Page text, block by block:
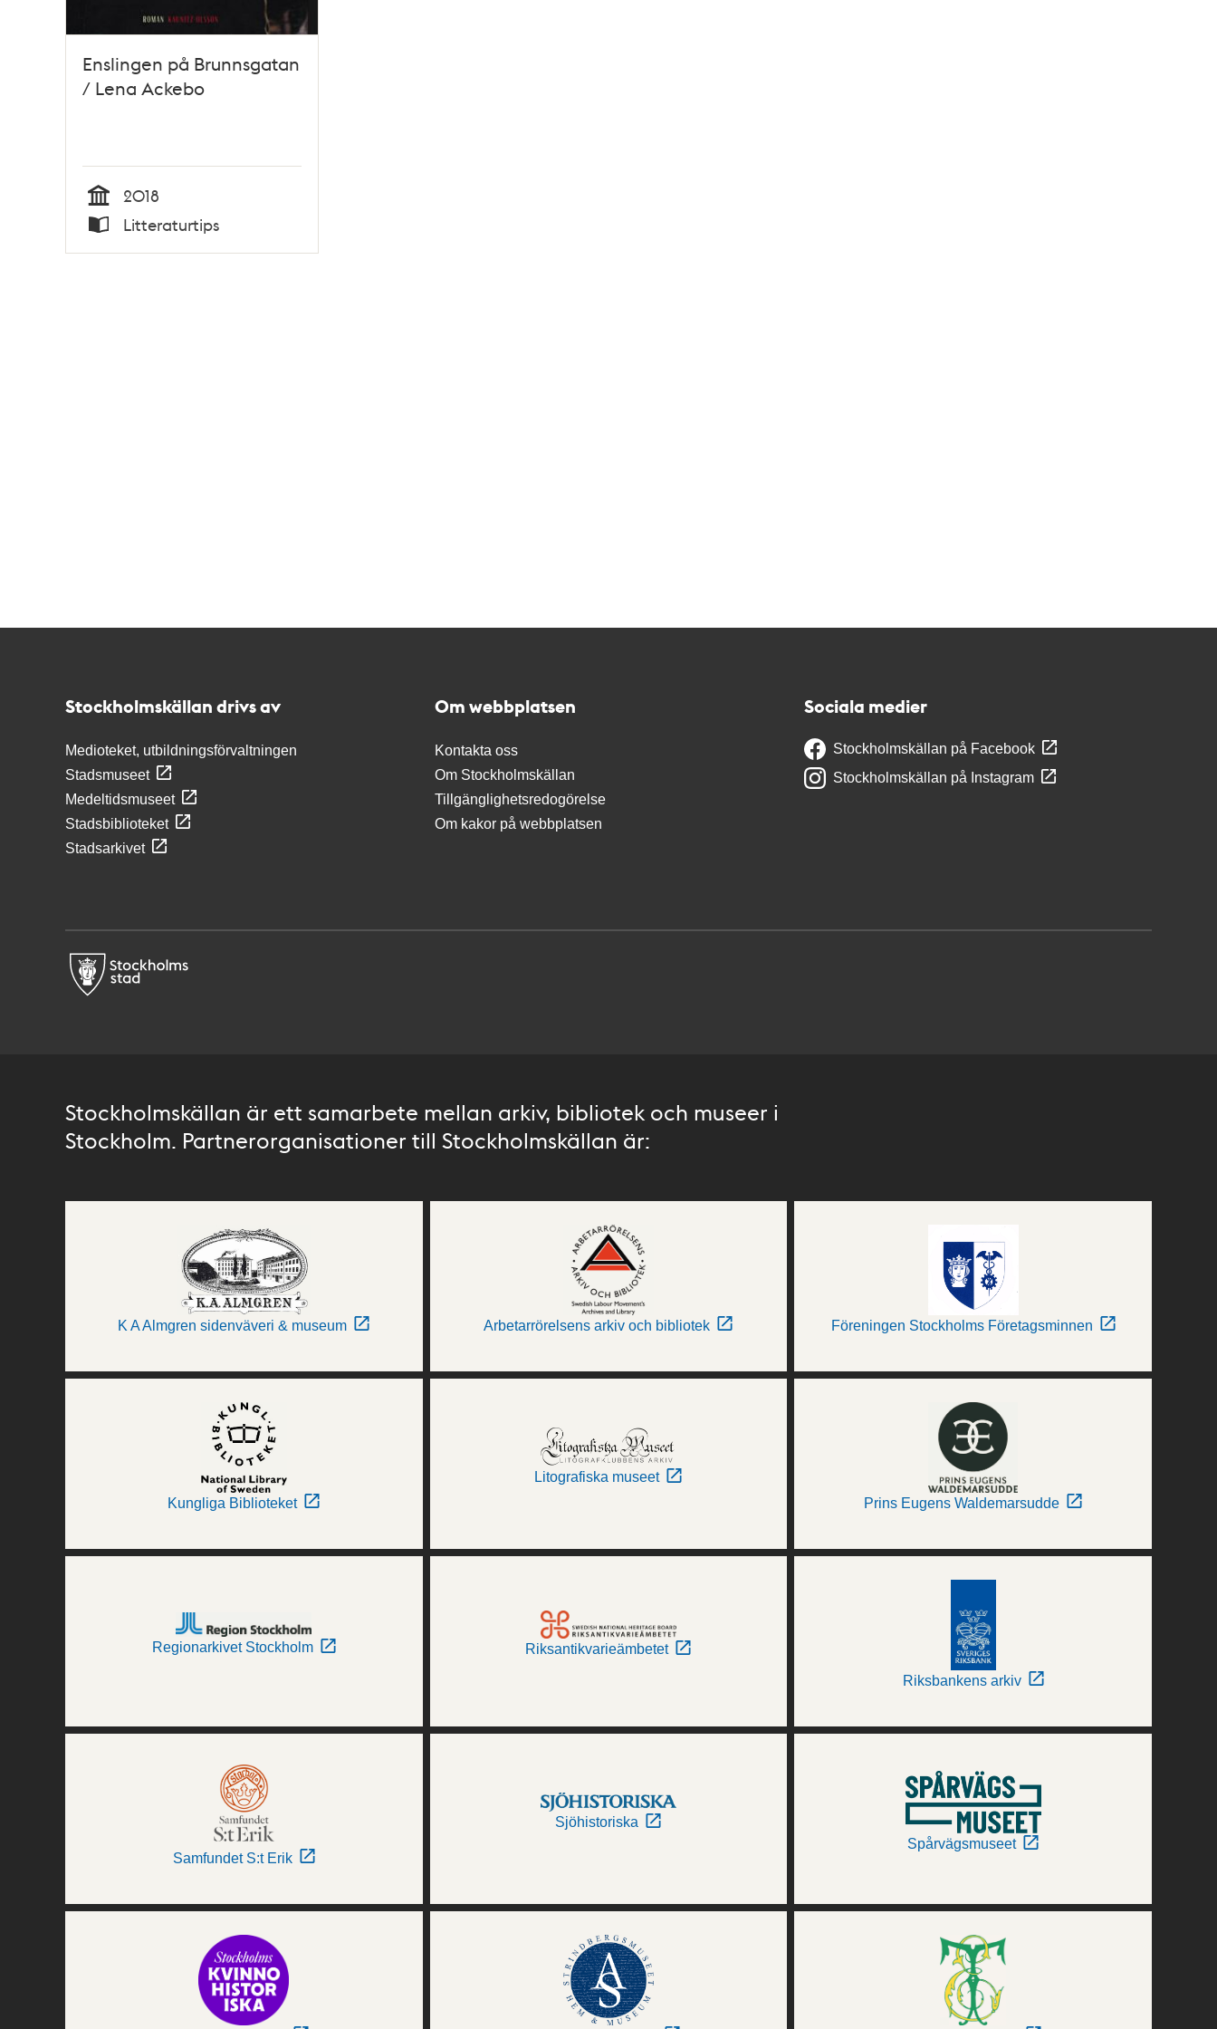
Enslingen på Brunnsgatan
/ Lena Ackebo
Tid
2018
Typ
Litteraturtips
Stockholmskällan drivs av
Medioteket, utbildningsförvaltningen
Stadsmuseet
Medeltidsmuseet
Stadsbiblioteket
Stadsarkivet
Om webbplatsen
Kontakta oss
Om Stockholmskällan
Tillgänglighetsredogörelse
Om kakor på webbplatsen
Sociala medier
Stockholmskällan på Facebook
Stockholmskällan på Instagram
Stockholmskällan är ett samarbete mellan arkiv, bibliotek och museer i
Stockholm. Partnerorganisationer till Stockholmskällan är:
K A Almgren sidenväveri & museum Arbetarrörelsens arkiv och bibliotek Föreningen Stockholms Företagsminnen
Kungliga Biblioteket
Litografiska museet
Prins Eugens Waldemarsudde
Regionarkivet Stockholm Riksantikvarieämbetet
Riksbankens arkiv
Samfundet S:t Erik
Sjöhistoriska
Spårvägsmuseet